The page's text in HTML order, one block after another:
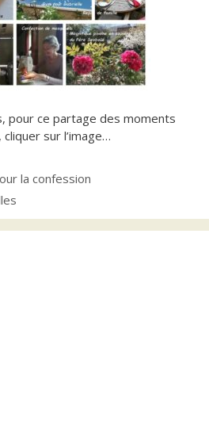
pour ce partage des moments
sur l’image…
la confession